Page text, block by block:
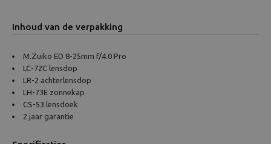
Inhoud van de verpakking
M.Zuiko ED 8-25mm f/4.0 Pro
LC-72C lensdop
LR-2 achterlensdop
LH-73E zonnekap
CS-53 lensdoek
2 jaar garantie